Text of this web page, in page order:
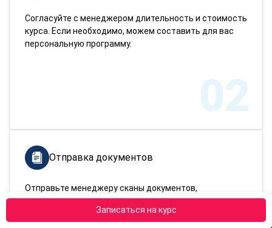
Записаться на курс
Согласуйте с менеджером длительность и стоимость
курса. Если необходимо, можем составить для вас
персональную программу.
02
Отправка документов
Отправьте менеджеру сканы документов,
подтверждающих вашу личность и имеющееся